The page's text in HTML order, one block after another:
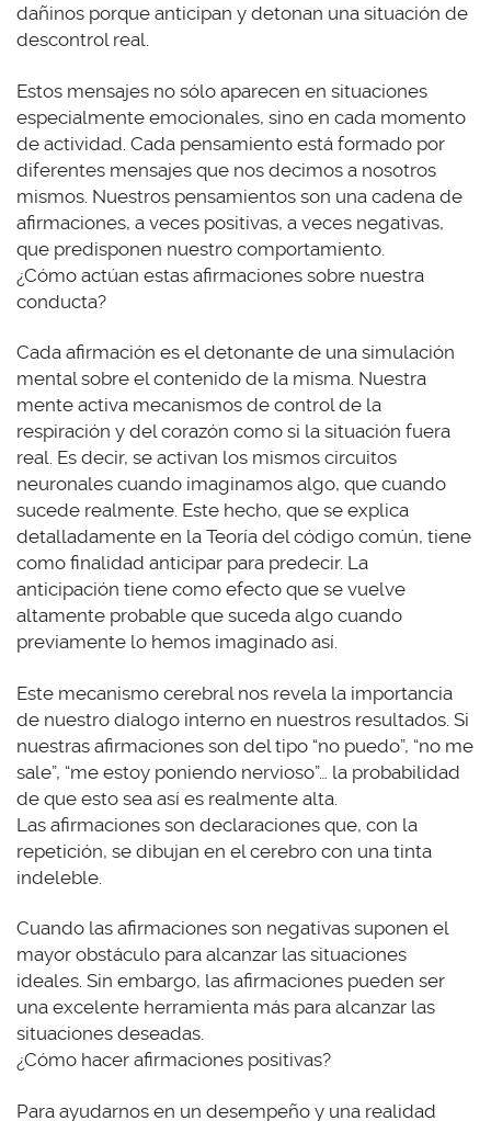
dañinos porque anticipan y detonan una situación de
descontrol real.
Estos mensajes no sólo aparecen en situaciones
especialmente emocionales, sino en cada momento
de actividad. Cada pensamiento está formado por
diferentes mensajes que nos decimos a nosotros
mismos. Nuestros pensamientos son una cadena de
afirmaciones, a veces positivas, a veces negativas,
que predisponen nuestro comportamiento.
¿Cómo actúan estas afirmaciones sobre nuestra
conducta?
Cada afirmación es el detonante de una simulación
mental sobre el contenido de la misma. Nuestra
mente activa mecanismos de control de la
respiración y del corazón como si la situación fuera
real. Es decir, se activan los mismos circuitos
neuronales cuando imaginamos algo, que cuando
sucede realmente. Este hecho, que se explica
detalladamente en la Teoría del código común, tiene
como finalidad anticipar para predecir. La
anticipación tiene como efecto que se vuelve
altamente probable que suceda algo cuando
previamente lo hemos imaginado así.
Este mecanismo cerebral nos revela la importancia
de nuestro dialogo interno en nuestros resultados. Si
nuestras afirmaciones son del tipo “no puedo”, “no me
sale”, “me estoy poniendo nervioso”… la probabilidad
de que esto sea así es realmente alta.
Las afirmaciones son declaraciones que, con la
repetición, se dibujan en el cerebro con una tinta
indeleble.
Cuando las afirmaciones son negativas suponen el
mayor obstáculo para alcanzar las situaciones
ideales. Sin embargo, las afirmaciones pueden ser
una excelente herramienta más para alcanzar las
situaciones deseadas.
¿Cómo hacer afirmaciones positivas?
Para ayudarnos en un desempeño y una realidad